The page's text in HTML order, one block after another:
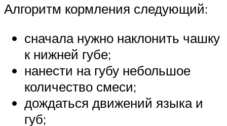
Алгоритм кормления следующий:
сначала нужно наклонить чашку
к нижней губе;
нанести на губу небольшое
количество смеси;
дождаться движений языка и
губ;